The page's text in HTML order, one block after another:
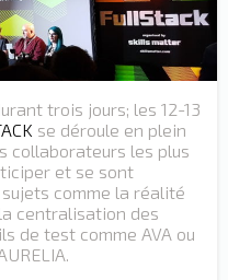
trois jours; les 12-13
se déroule en plein
collaborateurs les plus
et se sont
comme la réalité
centralisation des
de test comme AVA ou